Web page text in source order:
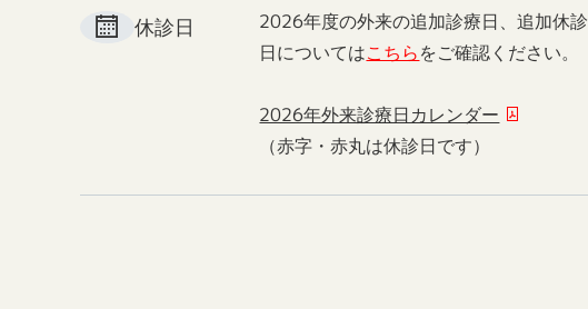
休診日
2026年度の外来の追加診療日、追加休診
日についてはこちらをご確認ください。
2026年外来診療日カレンダー
（赤字・赤丸は休診日です）